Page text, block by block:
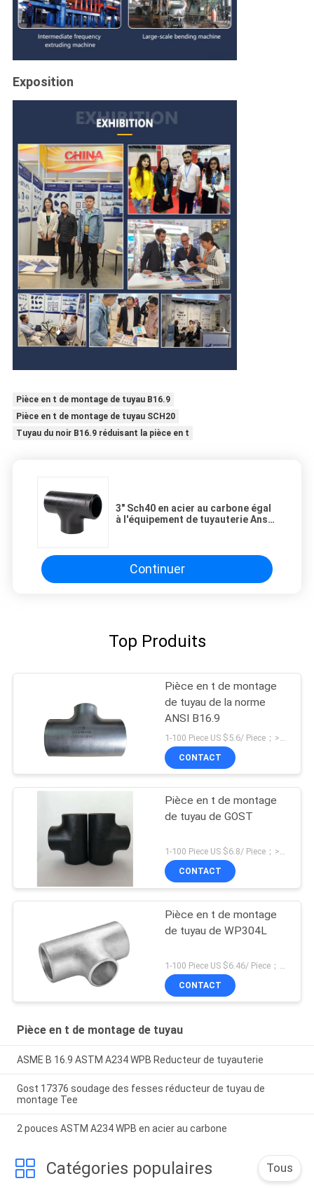
Exposition
Pièce en t de montage de tuyau B16.9
Pièce en t de montage de tuyau SCH20
Tuyau du noir B16.9 réduisant la pièce en t
3" Sch40 en acier au carbone égal
à l'équipement de tuyauterie Ansi
Continuer
Top Produits
Pièce en t de montage
de tuyau de la norme
ANSI B16.9
CONTACT
Pièce en t de montage
de tuyau de GOST
1-100 Piece US $6.8/ Piece；>100 Pieces US $5.4/ Piece MOQ:1 morceau
CONTACT
Pièce en t de montage
de tuyau de WP304L
1-100 Piece US $6.46/ Piece；>100 Pieces US $5.28/ Piece MOQ:1 morceau
CONTACT
Pièce en t de montage de tuyau
ASME B 16.9 ASTM A234 WPB Reducteur de tuyauterie
Gost 17376 soudage des fesses réducteur de tuyau de
montage Tee
2 pouces ASTM A234 WPB en acier au carbone
Catégories populaires Tous